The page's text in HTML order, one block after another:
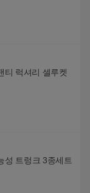
티 럭셔리 셀루켓
성 트렁크 3종세트